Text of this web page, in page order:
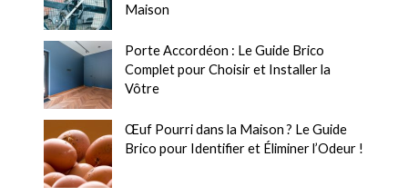
Maison
Porte Accordéon : Le Guide Brico
Complet pour Choisir et Installer la
Vôtre
Œuf Pourri dans la Maison ? Le Guide
Brico pour Identifier et Éliminer l’Odeur !